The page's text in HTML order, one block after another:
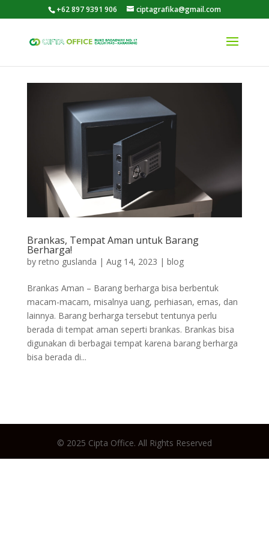
+62 897 9391 906 ciptagrafika@gmail.com
Brankas, Tempat Aman untuk Barang
Berharga!
by retno guslanda | Aug 14, 2023 | blog
Brankas Aman – Barang berharga bisa berbentuk
macam-macam, misalnya uang, perhiasan, emas, dan
lainnya. Barang berharga tersebut tentunya perlu
berada di tempat aman seperti brankas. Brankas bisa
digunakan di berbagai tempat karena barang berharga
bisa berada di...
© 2025 Cipta Office. All Rights Reserved